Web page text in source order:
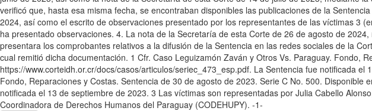
verificó que, hasta esa misma fecha, se encontraban disponibles las publicaciones de la
2024, así como el escrito de observaciones presentado por los representantes de las víctimas 3
ha presentado observaciones. 4. La nota de la Secretaría de esta Corte de 26 de agosto de
presentara los comprobantes relativos a la difusión de la Sentencia en las redes sociales de la
cual remitió dicha documentación. 1 Cfr. Caso Leguizamón Zaván y Otros Vs. Paraguay. Fondo,
https://www.corteidh.or.cr/docs/casos/articulos/seriec_473_esp.pdf. La Sentencia fue notificada
Fondo, Reparaciones y Costas. Sentencia de 30 de agosto de 2023. Serie C No. 500.
notificada el 13 de septiembre de 2023. 3 Las víctimas son representadas por Julia Cabello
Coordinadora de Derechos Humanos del Paraguay (CODEHUPY). -1-